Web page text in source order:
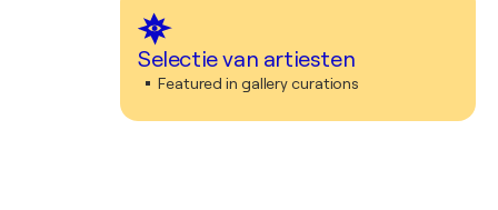
Selectie van artiesten
Featured in gallery curations